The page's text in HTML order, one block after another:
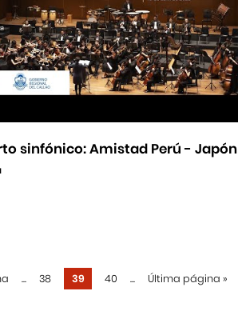
sinfónico: Amistad Perú - Japón
... 38 39 40 ... Última página »